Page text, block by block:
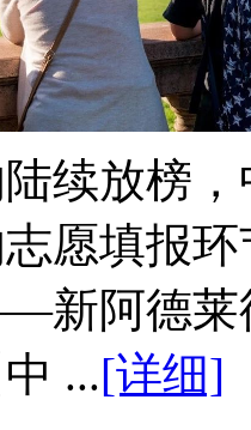
续放榜
愿填报
新阿德莱
...[详细]